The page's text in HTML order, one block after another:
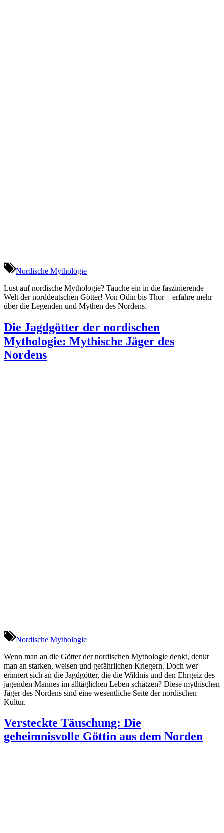
Nordische Mythologie
Lust auf nordische Mythologie? Tauche ein in die faszinierende
Welt der norddeutschen Götter! Von Odin bis Thor – erfahre mehr
über die Legenden und Mythen des Nordens.
Die Jagdgötter der nordischen
Mythologie: Mythische Jäger des
Nordens
Nordische Mythologie
Wenn man an die Götter der nordischen Mythologie denkt, denkt
man an starken, weisen und gefährlichen Kriegern. Doch wer
erinnert sich an die Jagdgötter, die die Wildnis und den Ehrgeiz des
jagenden Mannes im alltäglichen Leben schätzen? Diese mythischen
Jäger des Nordens sind eine wesentliche Seite der nordischen
Kultur.
Versteckte Täuschung: Die
geheimnisvolle Göttin aus dem Norden